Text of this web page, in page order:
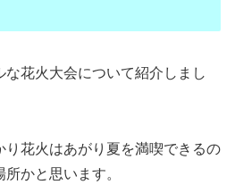
花火大会について紹介しまし
り花火はあがり夏を満喫できるの
かと思います。